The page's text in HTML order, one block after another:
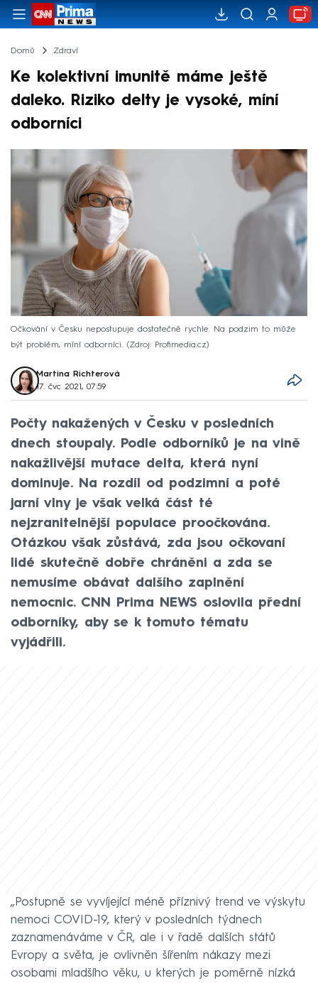
Domů Zdraví
Ke kolektivní imunitě máme ještě
daleko. Riziko delty je vysoké, míní
odborníci
Očkování v Česku nepostupuje dostatečně rychle. Na podzim to může
být problém, míní odborníci.
Zdroj: Profimedia.cz
Martina Richterová
17. čvc 2021, 07:59
Počty nakažených v Česku v posledních
dnech stoupaly. Podle odborníků je na vině
nakažlivější mutace delta, která nyní
dominuje. Na rozdíl od podzimní a poté
jarní vlny je však velká část té
nejzranitelnější populace proočkována.
Otázkou však zůstává, zda jsou očkovaní
lidé skutečně dobře chráněni a zda se
nemusíme obávat dalšího zaplnění
nemocnic. CNN Prima NEWS oslovila přední
odborníky, aby se k tomuto tématu
vyjádřili.
„Postupně se vyvíjející méně příznivý trend ve výskytu
nemoci COVID-19, který v posledních týdnech
zaznamenáváme v ČR, ale i v řadě dalších států
Evropy a světa, je ovlivněn šířením nákazy mezi
osobami mladšího věku, u kterých je poměrně nízká